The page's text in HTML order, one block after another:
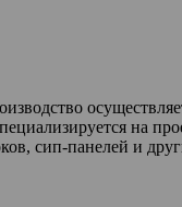
на
сип-панелей и